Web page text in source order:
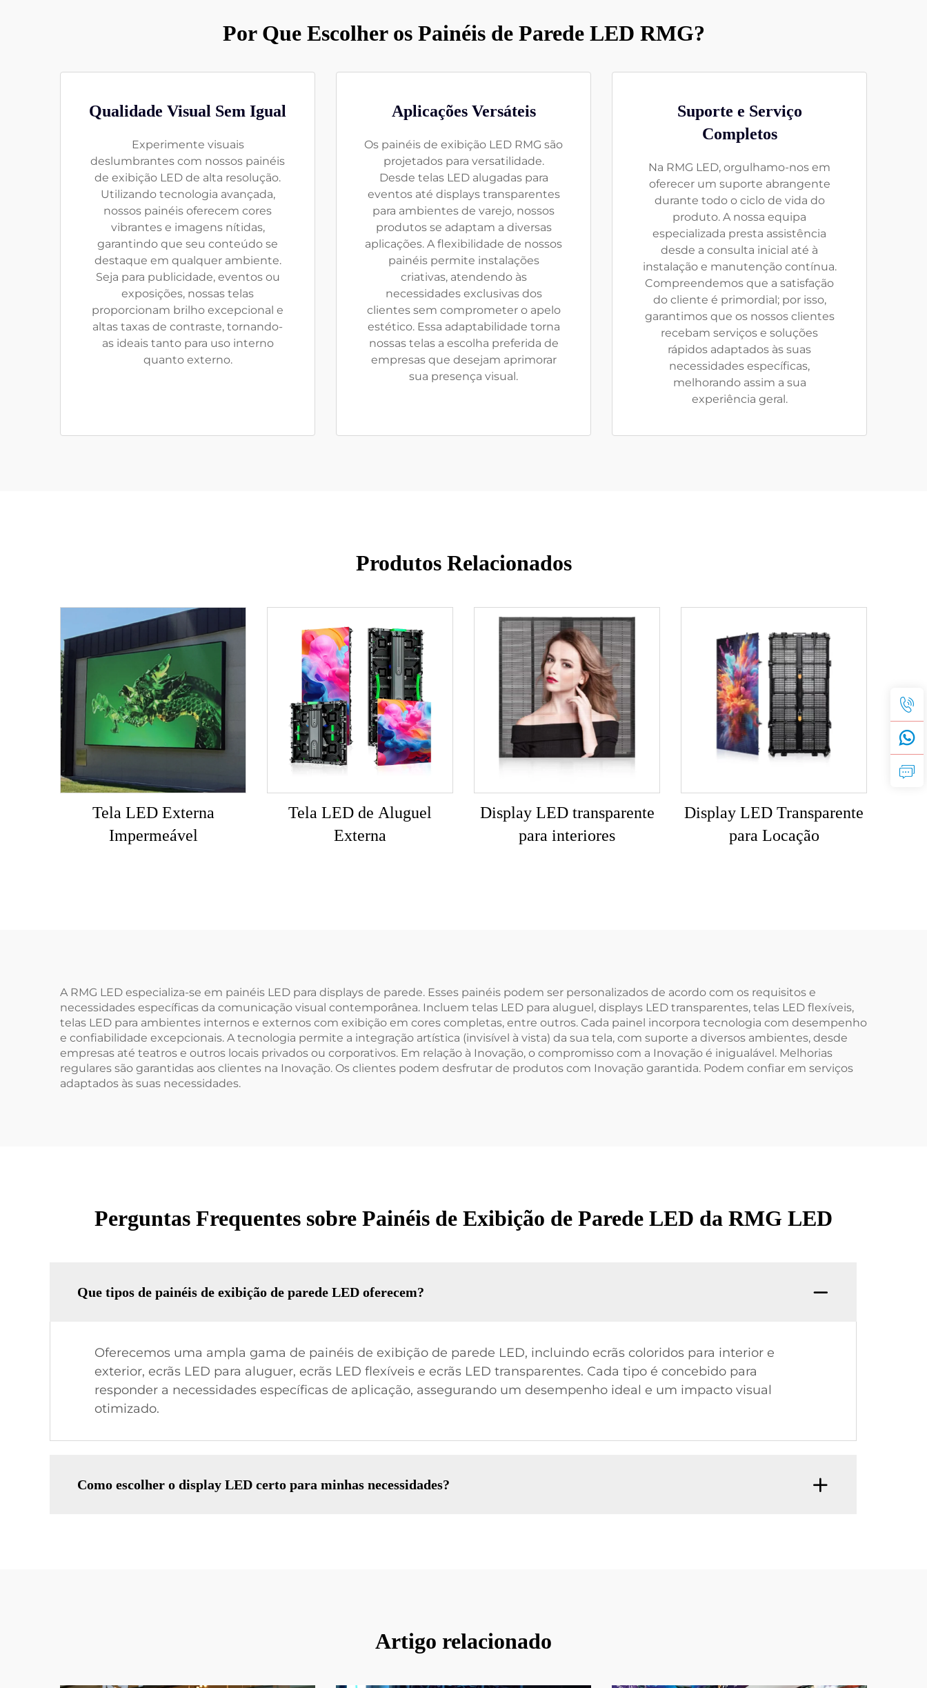
Por Que Escolher os Painéis de Parede LED RMG?
Qualidade Visual Sem Igual
Experimente visuais
deslumbrantes com nossos painéis
de exibição LED de alta resolução.
Utilizando tecnologia avançada,
nossos painéis oferecem cores
vibrantes e imagens nítidas,
garantindo que seu conteúdo se
destaque em qualquer ambiente.
Seja para publicidade, eventos ou
exposições, nossas telas
proporcionam brilho excepcional e
altas taxas de contraste, tornando-
as ideais tanto para uso interno
quanto externo.
Aplicações Versáteis
Os painéis de exibição LED RMG são
projetados para versatilidade.
Desde telas LED alugadas para
eventos até displays transparentes
para ambientes de varejo, nossos
produtos se adaptam a diversas
aplicações. A flexibilidade de nossos
painéis permite instalações
criativas, atendendo às
necessidades exclusivas dos
clientes sem comprometer o apelo
estético. Essa adaptabilidade torna
nossas telas a escolha preferida de
empresas que desejam aprimorar
sua presença visual.
Suporte e Serviço
Completos
Na RMG LED, orgulhamo-nos em
oferecer um suporte abrangente
durante todo o ciclo de vida do
produto. A nossa equipa
especializada presta assistência
desde a consulta inicial até à
instalação e manutenção contínua.
Compreendemos que a satisfação
do cliente é primordial; por isso,
garantimos que os nossos clientes
recebam serviços e soluções
rápidos adaptados às suas
necessidades específicas,
melhorando assim a sua
experiência geral.
Produtos Relacionados
Tela LED Externa
Impermeável
Tela LED de Aluguel
Externa
Display LED transparente
para interiores
Display LED Transparente
para Locação
A RMG LED especializa-se em painéis LED para displays de parede. Esses painéis podem ser personalizados de acordo com os requisitos e
necessidades específicas da comunicação visual contemporânea. Incluem telas LED para aluguel, displays LED transparentes, telas LED flexíveis,
telas LED para ambientes internos e externos com exibição em cores completas, entre outros. Cada painel incorpora tecnologia com desempenho
e confiabilidade excepcionais. A tecnologia permite a integração artística (invisível à vista) da sua tela, com suporte a diversos ambientes, desde
empresas até teatros e outros locais privados ou corporativos. Em relação à Inovação, o compromisso com a Inovação é inigualável. Melhorias
regulares são garantidas aos clientes na Inovação. Os clientes podem desfrutar de produtos com Inovação garantida. Podem confiar em serviços
adaptados às suas necessidades.
Perguntas Frequentes sobre Painéis de Exibição de Parede LED da RMG LED
Que tipos de painéis de exibição de parede LED oferecem?
Oferecemos uma ampla gama de painéis de exibição de parede LED, incluindo ecrãs coloridos para interior e
exterior, ecrãs LED para aluguer, ecrãs LED flexíveis e ecrãs LED transparentes. Cada tipo é concebido para
responder a necessidades específicas de aplicação, assegurando um desempenho ideal e um impacto visual
otimizado.
Como escolher o display LED certo para minhas necessidades?
Artigo relacionado